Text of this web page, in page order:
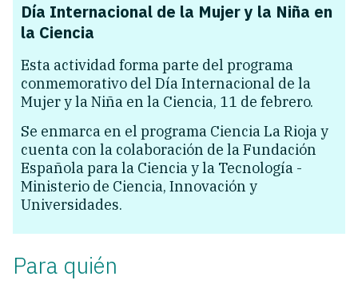
Día Internacional de la Mujer y la Niña en
la Ciencia
Esta actividad forma parte del programa
conmemorativo del Día Internacional de la
Mujer y la Niña en la Ciencia, 11 de febrero.
Se enmarca en el programa Ciencia La Rioja y
cuenta con la colaboración de la Fundación
Española para la Ciencia y la Tecnología -
Ministerio de Ciencia, Innovación y
Universidades.
Para quién